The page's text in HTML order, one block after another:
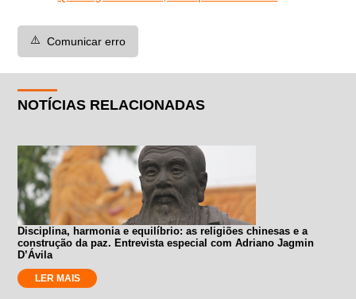
⚠️ Comunicar erro
NOTÍCIAS RELACIONADAS
Disciplina, harmonia e equilíbrio: as religiões chinesas e a
construção da paz. Entrevista especial com Adriano Jagmin
D’Ávila
LER MAIS